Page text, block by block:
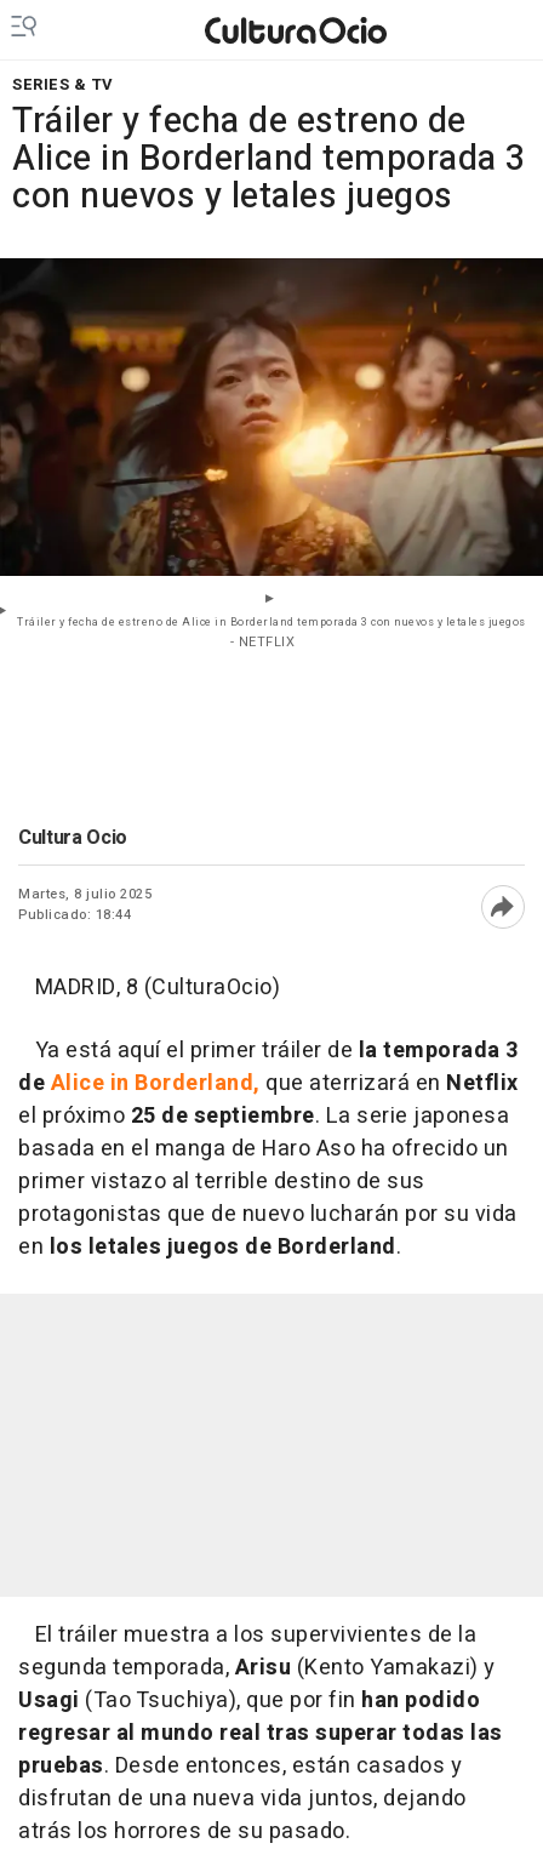
SERIES & TV
Tráiler y fecha de estreno de
Alice in Borderland temporada 3
con nuevos y letales juegos
Tráiler y fecha de estreno de Alice in Borderland temporada 3 con nuevos y letales juegos
- NETFLIX
Cultura Ocio
Martes, 8 julio 2025
Publicado: 18:44
MADRID, 8 (CulturaOcio)
Ya está aquí el primer tráiler de la temporada 3
deAlice in Borderland, que aterrizará en Netflix
el próximo 25 de septiembre. La serie japonesa
basada en el manga de Haro Aso ha ofrecido un
primer vistazo al terrible destino de sus
protagonistas que de nuevo lucharán por su vida
en los letales juegos de Borderland.
El tráiler muestra a los supervivientes de la
segunda temporada,Arisu (Kento Yamakazi) y
Usagi (Tao Tsuchiya), que por fin han podido
regresar al mundo real tras superar todas las
pruebas. Desde entonces, están casados y
disfrutan de una nueva vida juntos, dejando
atrás los horrores de su pasado.